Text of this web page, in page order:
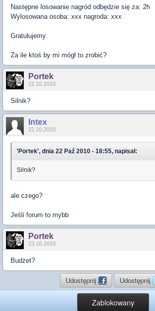
Następne losowanie nagród odbędzie się za: 2h
Wylosowana osoba: xxx nagroda: xxx
Gratulujemy.
Za ile ktoś by mi mógł to zrobić?
Portek
22.10.2010
Silnik?
Intex
22.10.2010
'Portek', dnia 22 Paź 2010 - 18:55, napisał:
Silnik?
ale czego?
Jeśli forum to mybb
Portek
23.10.2010
Budżet?
Udostępnij Udostępnij
Zablokowany